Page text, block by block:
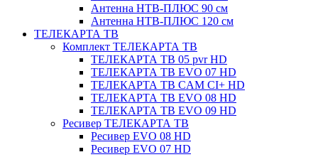
Антенна НТВ-ПЛЮС 90 см
Антенна НТВ-ПЛЮС 120 см
ТЕЛЕКАРТА ТВ
Комплект ТЕЛЕКАРТА ТВ
ТЕЛЕКАРТА ТВ 05 pvr HD
ТЕЛЕКАРТА ТВ EVO 07 HD
ТЕЛЕКАРТА ТВ CAM CI+ HD
ТЕЛЕКАРТА ТВ EVO 08 HD
ТЕЛЕКАРТА ТВ EVO 09 HD
Ресивер ТЕЛЕКАРТА ТВ
Ресивер EVO 08 HD
Ресивер EVO 07 HD